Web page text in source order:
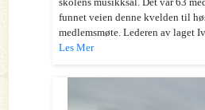
funnet veien denne kvelden til
medlemsmøte. Lederen av laget
Les Mer